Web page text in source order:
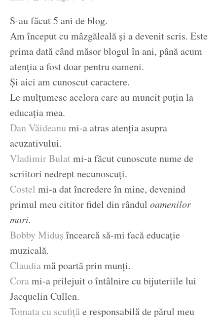
S-au făcut 5 ani de blog.
Am început cu mâzgăleală și a devenit scris. Este
prima dată când măsor blogul în ani, până acum
atenția a fost doar pentru oameni.
Și aici am cunoscut caractere.
Le mulțumesc acelora care au muncit puțin la
educația mea.
Dan Văideanu mi-a atras atenția asupra
acuzativului.
Vladimir Bulat mi-a făcut cunoscute nume de
scriitori nedrept necunoscuți.
Costel mi-a dat încredere în mine, devenind
primul meu cititor fidel din rândul oamenilor
mari.
Bobby Miduș încearcă să-mi facă educație
muzicală.
Claudiamă poartă prin munți.
Corami-a prilejuit o întâlnire cu bijuteriile lui
Jacquelin Cullen.
Tomata cu scufițăe responsabilă de părul meu